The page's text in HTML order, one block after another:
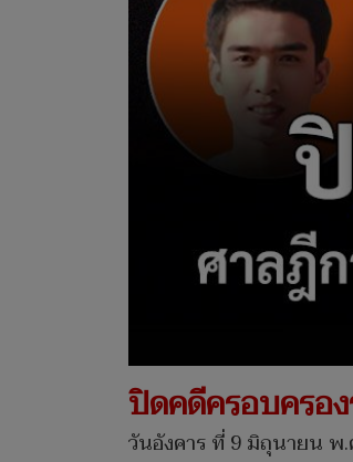
ปิดคดีครอบครอ
วันอังคาร ที่ 9 มิถุนายน พ.